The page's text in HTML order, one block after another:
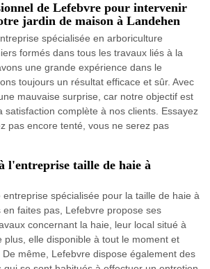
de Lefebvre pour intervenir
jardin de maison à Landehen
spécialisée en arboriculture
formés dans tous les travaux liés à la
une grande expérience dans le
toujours un résultat efficace et sûr. Avec
mauvaise surprise, car notre objectif est
satisfaction complète à nos clients. Essayez
pas encore tenté, vous ne serez pas
l'entreprise taille de haie à
entreprise spécialisée pour la taille de haie à
en faites pas, Lefebvre propose ses
concernant la haie, leur local situé à
plus, elle disponible à tout le moment et
même, Lefebvre dispose également des